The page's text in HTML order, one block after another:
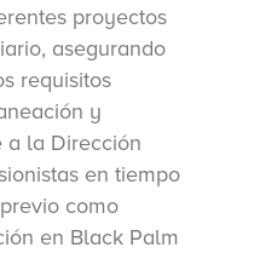
proyectos
asegurando
requisitos
y
a la Dirección
en tiempo
como
en Black Palm